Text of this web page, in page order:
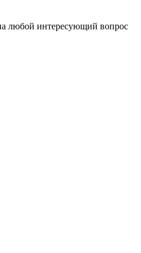
любой интересующий вопрос